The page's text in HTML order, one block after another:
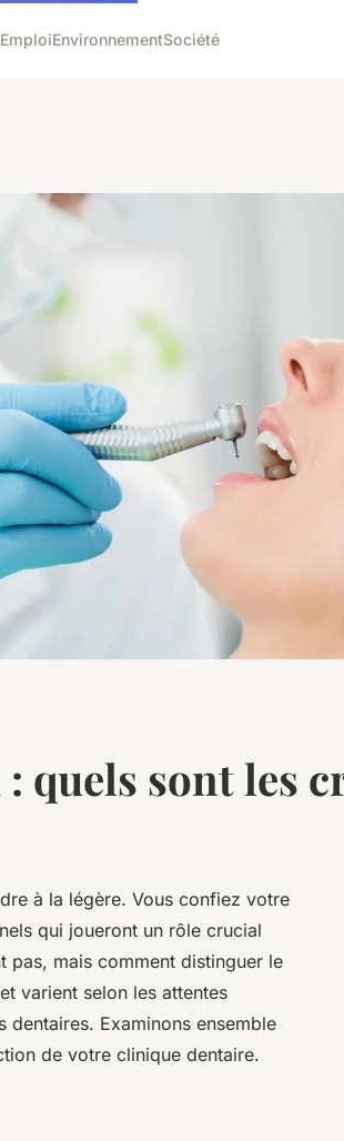
EmploiEnvironnementSociété
quels sont les
à la légère. Vous confiez votre
qui joueront un rôle crucial
pas, mais comment distinguer le
varient selon les attentes
dentaires. Examinons ensemble
de votre clinique dentaire.